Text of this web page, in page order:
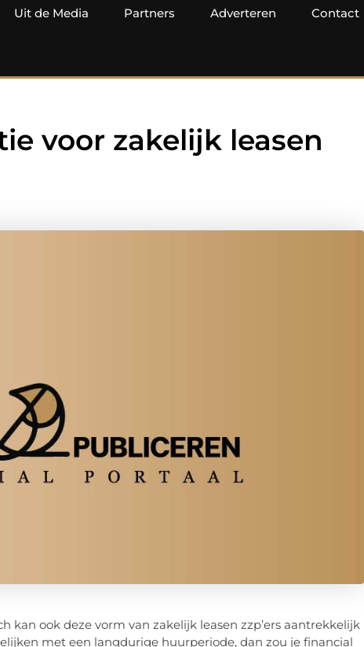
Uit de Media Partners Adverteren Contact
voor zakelijk leasen
kan ook deze vorm van zakelijk leasen zzp’ers aantrekkelijk
met een langdurige huurperiode, dan zou je financial